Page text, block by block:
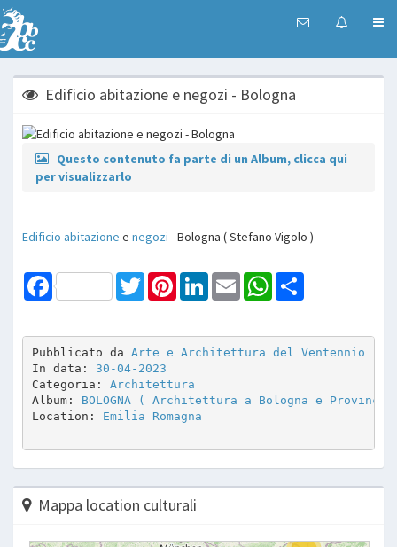
Edificio abitazione e negozi - Bologna
Questo contenuto fa parte di un Album, clicca qui
per visualizzarlo
Edificio abitazione e negozi - Bologna ( Stefano Vigolo )
Facebook TwitterPinterestLinkedInEmail WhatsApp
Pubblicato da Arte e Architettura del Ventennio
In data: 30-04-2023
Categoria: Architettura
Album: BOLOGNA ( Architettura a Bologna e
Location: Emilia Romagna
Mappa location culturali